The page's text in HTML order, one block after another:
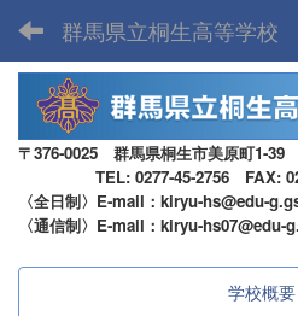
群馬県立桐生高等学校
〒376-0025 群馬県桐生市美原町1-39
TEL: 0277-45-2756 FAX:
〈全日制〉E-mail：kiryu-hs@edu-
〈通信制〉E-mail：kiryu-hs07@edu-
学校概要